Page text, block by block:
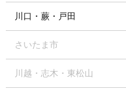
川口・蕨・戸田
さいたま市
川越・志木・東松山